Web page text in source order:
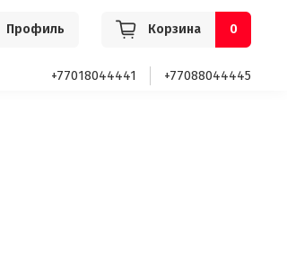
Профиль Корзина 0
+77018044441 +77088044445